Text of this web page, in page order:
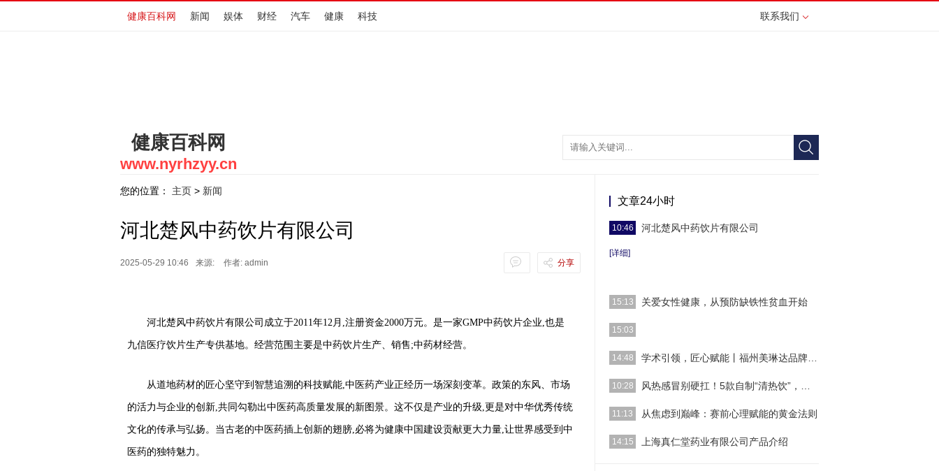
健康百科网 新闻 娱体 财经 汽车 健康 科技 联系我们
健康百科网
www.nyrhzyy.cn
您的位置： 主页 > 新闻
河北楚风中药饮片有限公司
2025-05-29 10:46 来源: 作者: admin 分享
河北楚风中药饮片有限公司成立于2011年12月,注册资金2000万元。是一家GMP中药饮片企业,也是
九信医疗饮片生产专供基地。经营范围主要是中药饮片生产、销售;中药材经营。
从道地药材的匠心坚守到智慧追溯的科技赋能,中医药产业正经历一场深刻变革。政策的东风、市场
的活力与企业的创新,共同勾勒出中医药高质量发展的新图景。这不仅是产业的升级,更是对中华优秀传统
文化的传承与弘扬。当古老的中医药插上创新的翅膀,必将为健康中国建设贡献更大力量,让世界感受到中
医药的独特魅力。
文章24小时
10:46 河北楚风中药饮片有限公司
[详细]
15:13 关爱女性健康，从预防缺铁性贫血开始
[详细]
15:03
[详细]
14:48
[详细]
10:28
[详细]
11:13 从焦虑到巅峰：赛前心理赋能的黄金法则
[详细]
14:15 上海真仁堂药业有限公司产品介绍